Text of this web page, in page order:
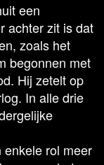
een
achter zit is dat
zoals het
begonnen met
Hij zetelt op
In alle drie
rol meer